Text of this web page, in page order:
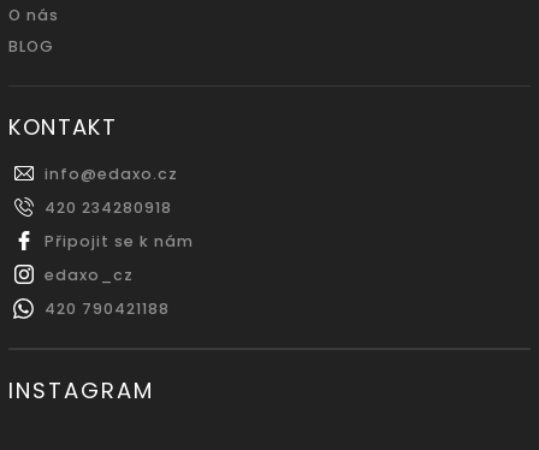
O nás
BLOG
KONTAKT
info@edaxo.cz
420 234280918
Připojit se k nám
edaxo_cz
420 790421188
INSTAGRAM